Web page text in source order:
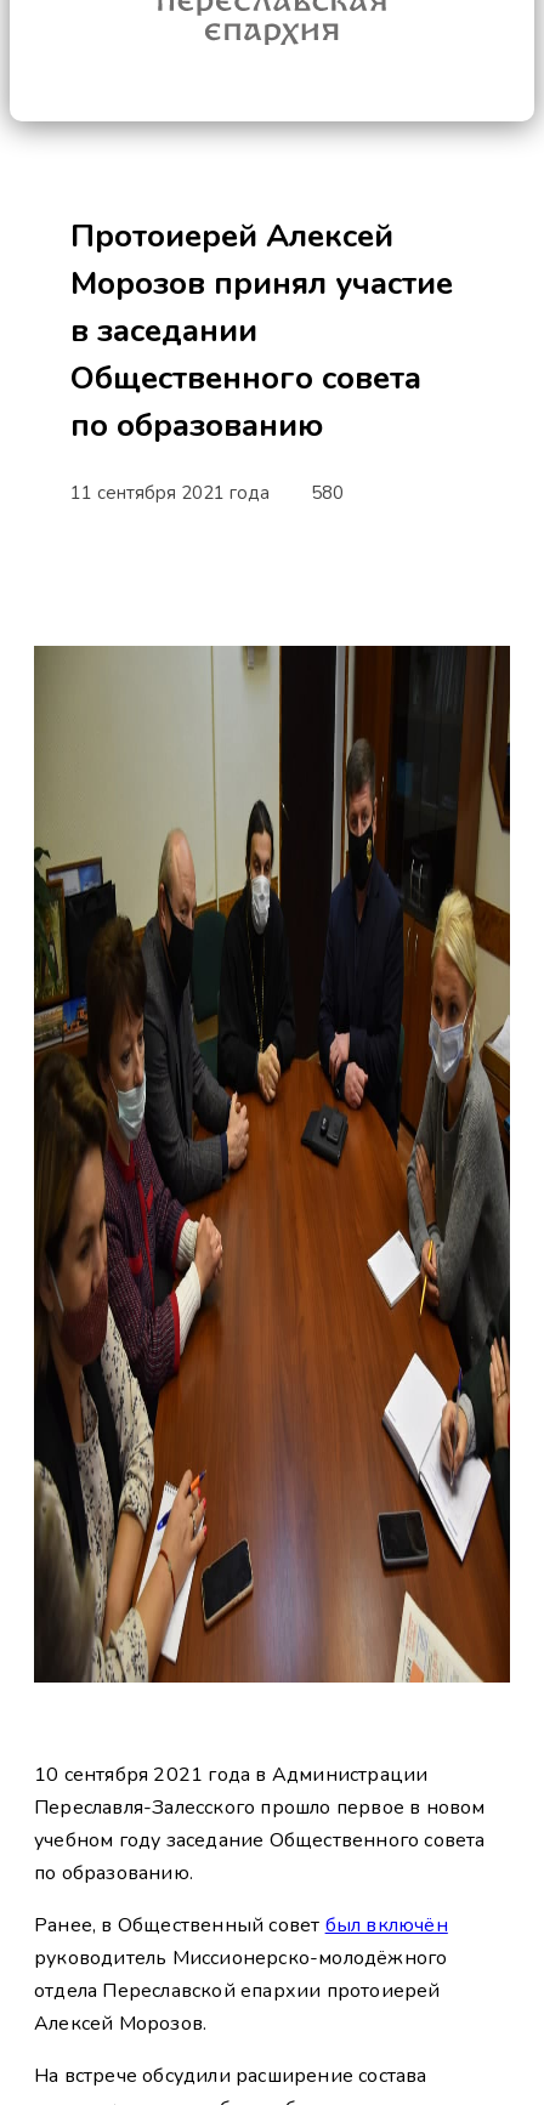
Протоиерей Алексей
Морозов принял участие
в заседании
Общественного совета
по образованию
11 сентября 2021 года 580
10 сентября 2021 года в Администрации
Переславля-Залесского прошло первое в новом
учебном году заседание Общественного совета
по образованию.
Ранее, в Общественный совет был включён
руководитель Миссионерско-молодёжного
отдела Переславской епархии протоиерей
Алексей Морозов.
На встрече обсудили расширение состава